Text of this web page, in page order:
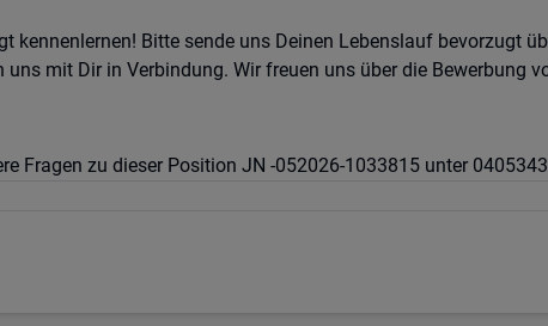
kennenlernen! Bitte sende uns Deinen Lebenslauf bevorzugt
uns mit Dir in Verbindung. Wir freuen uns über die Bewerbung
Fragen zu dieser Position JN -052026-1033815 unter